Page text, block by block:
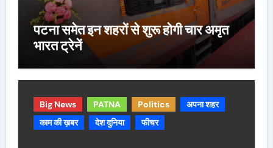
पटना समेत इन शहरों से शुरू होगी चार अमृत
भारत ट्रेनें
Big News PATNA Politics
अपना शहर
काम की ख़बर
देश दुनिया फीचर